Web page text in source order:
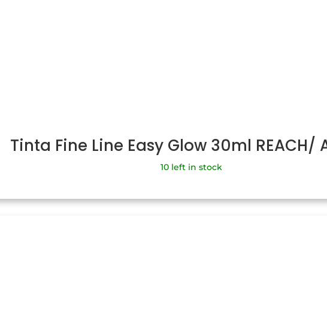
Tinta Fine Line Easy Glow 30ml REACH/
10 left in stock